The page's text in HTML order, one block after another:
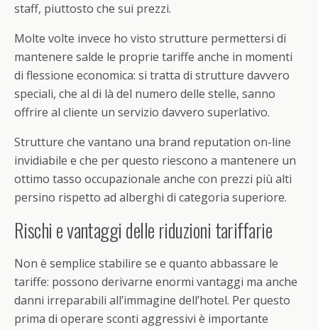
staff, piuttosto che sui prezzi.
Molte volte invece ho visto strutture permettersi di
mantenere salde le proprie tariffe anche in momenti
di flessione economica: si tratta di strutture davvero
speciali, che al di là del numero delle stelle, sanno
offrire al cliente un servizio davvero superlativo.
Strutture che vantano una brand reputation on-line
invidiabile e che per questo riescono a mantenere un
ottimo tasso occupazionale anche con prezzi più alti
persino rispetto ad alberghi di categoria superiore.
Rischi e vantaggi delle riduzioni tariffarie
Non è semplice stabilire se e quanto abbassare le
tariffe: possono derivarne enormi vantaggi ma anche
danni irreparabili all’immagine dell’hotel. Per questo
prima di operare sconti aggressivi è importante